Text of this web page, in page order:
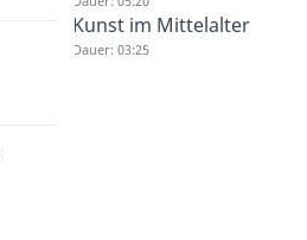
Kunst im Mittelalter
Dauer: 03:25